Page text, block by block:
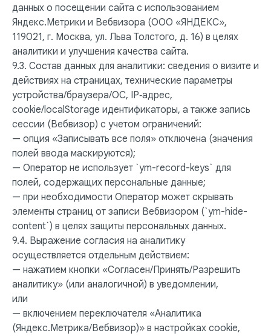
данных о посещении сайта с использованием
Яндекс.Метрики и Вебвизора (ООО «ЯНДЕКС»,
119021, г. Москва, ул. Льва Толстого, д. 16) в целях
аналитики и улучшения качества сайта.
9.3. Состав данных для аналитики: сведения о визите и
действиях на страницах, технические параметры
устройства/браузера/ОС, IP‑адрес,
cookie/localStorage идентификаторы, а также запись
сессии (Вебвизор) с учетом ограничений:
— опция «Записывать все поля» отключена (значения
полей ввода маскируются);
— Оператор не использует `ym-record-keys` для
полей, содержащих персональные данные;
— при необходимости Оператор может скрывать
элементы страниц от записи Вебвизором (`ym-hide-
content`) в целях защиты персональных данных.
9.4. Выражение согласия на аналитику
осуществляется отдельным действием:
— нажатием кнопки «Согласен/Принять/Разрешить
аналитику» (или аналогичной) в уведомлении,
или
— включением переключателя «Аналитика
(Яндекс.Метрика/Вебвизор)» в настройках cookie,
ПАЦИЕНТАМ
Ответы на
вопросы
Цены
УСЛУГИ
Лечение зубов
Удаление зубов
Протезирование | Имплантация
Брекеты | Элайнеры
О КЛИНИКЕ ПРАВОВАЯ ИНФОРМАЦИЯ